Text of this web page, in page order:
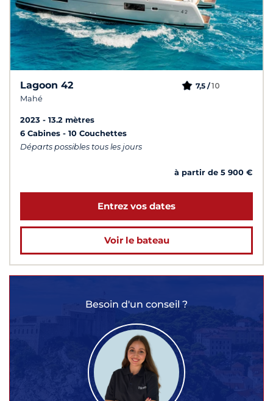
Lagoon 42
Mahé
7,5 /10
2023
13.2 mètres
6 Cabines
10 Couchettes
Départs possibles tous les jours
à partir de 5 900 €
Entrez vos dates
Voir le bateau
Besoin d'un conseil ?